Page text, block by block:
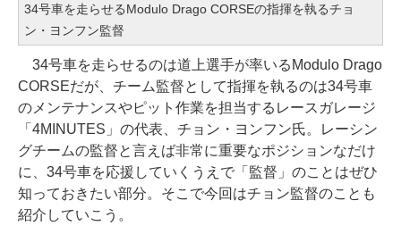
34号車を走らせるModulo Drago CORSEの指揮を執るチョ
ン・ヨンフン監督
34号車を走らせるのは道上選手が率いるModulo Drago
CORSEだが、チーム監督として指揮を執るのは34号車
のメンテナンスやピット作業を担当するレースガレージ
「4MINUTES」の代表、チョン・ヨンフン氏。レーシン
グチームの監督と言えば非常に重要なポジションなだけ
に、34号車を応援していくうえで「監督」のことはぜひ
知っておきたい部分。そこで今回はチョン監督のことも
紹介していこう。